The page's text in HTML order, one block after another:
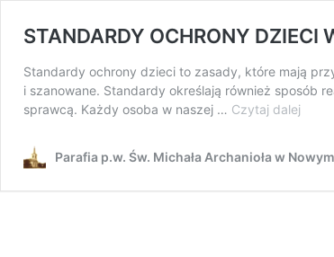
STANDARDY OCHRONY DZIECI
Standardy ochrony dzieci to zasady, które mają
i szanowane. Standardy określają również sposób
sprawcą. Każdy osoba w naszej … Czytaj dalej
W
Parafia p.w. Św. Michała Archanioła w